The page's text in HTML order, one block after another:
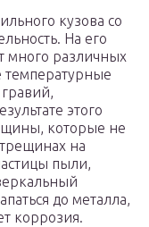
кузова со
На его
много различных
температурные
этого
которые не
на
пыли,
до металла,
коррозия.